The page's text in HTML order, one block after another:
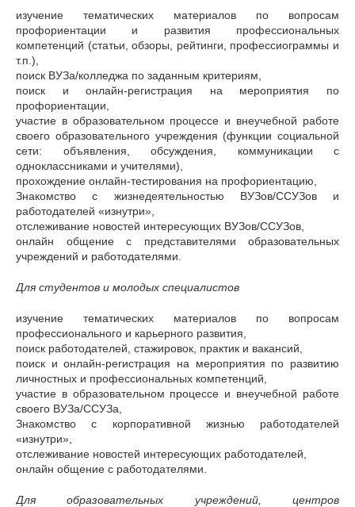
изучение тематических материалов по вопросам
профориентации и развития профессиональных
компетенций (статьи, обзоры, рейтинги, профессиограммы и
т.п.),
поиск ВУЗа/колледжа по заданным критериям,
поиск и онлайн-регистрация на мероприятия по
профориентации,
участие в образовательном процессе и внеучебной работе
своего образовательного учреждения (функции социальной
сети: объявления, обсуждения, коммуникации с
одноклассниками и учителями),
прохождение онлайн-тестирования на профориентацию,
Знакомство с жизнедеятельностью ВУЗов/ССУЗов и
работодателей «изнутри»,
отслеживание новостей интересующих ВУЗов/ССУЗов,
онлайн общение с представителями образовательных
учреждений и работодателями.
Для студентов и молодых специалистов
изучение тематических материалов по вопросам
профессионального и карьерного развития,
поиск работодателей, стажировок, практик и вакансий,
поиск и онлайн-регистрация на мероприятия по развитию
личностных и профессиональных компетенций,
участие в образовательном процессе и внеучебной работе
своего ВУЗа/ССУЗа,
Знакомство с корпоративной жизнью работодателей
«изнутри»,
отслеживание новостей интересующих работодателей,
онлайн общение с работодателями.
Для образовательных учреждений, центров